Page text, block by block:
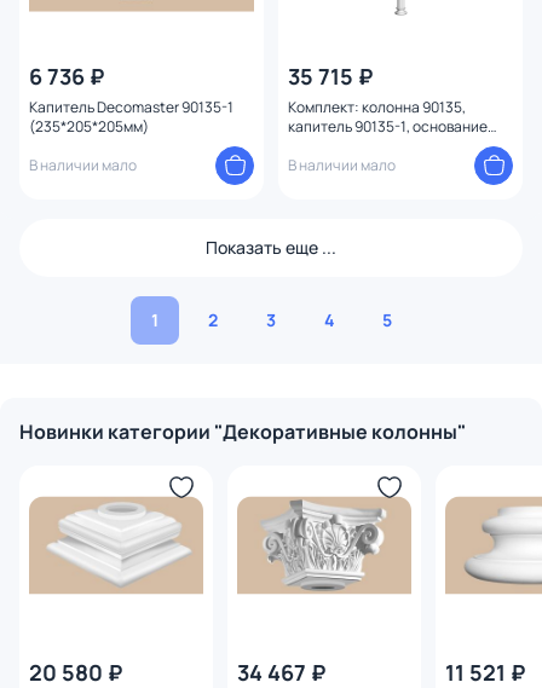
6 736 ₽
Капитель Decomaster 90135-1
(235*205*205мм)
В наличии мало
35 715 ₽
Комплект: колонна 90135,
капитель 90135-1, основание
90135-4 Decomaster 90135-SET1
В наличии мало
Показать еще ...
1 2 3 4 5
Новинки категории "Декоративные колонны"
20 580 ₽ 34 467 ₽ 11 521 ₽